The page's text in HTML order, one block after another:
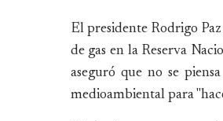
El presidente Rodrigo
de gas en la Reserva
aseguró que no se
medioambiental para